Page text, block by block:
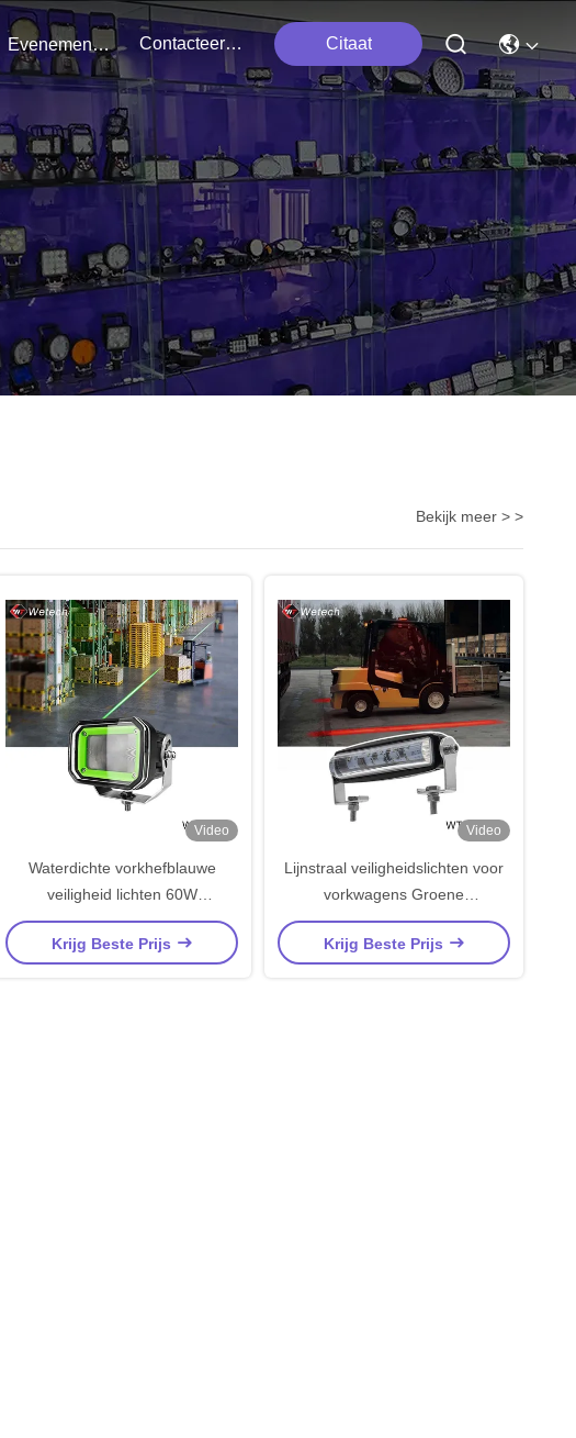
Evenementen Contacteer Ons Citaat
Bekijk meer > >
Video
Waterdichte vorkhefblauwe
veiligheid lichten 60W
vorkheflamp op maat
Krijg Beste Prijs
Video
Lijnstraal veiligheidslichten voor
vorkwagens Groene
waarschuwingslichten voor
vorkwagens IP67
Krijg Beste Prijs